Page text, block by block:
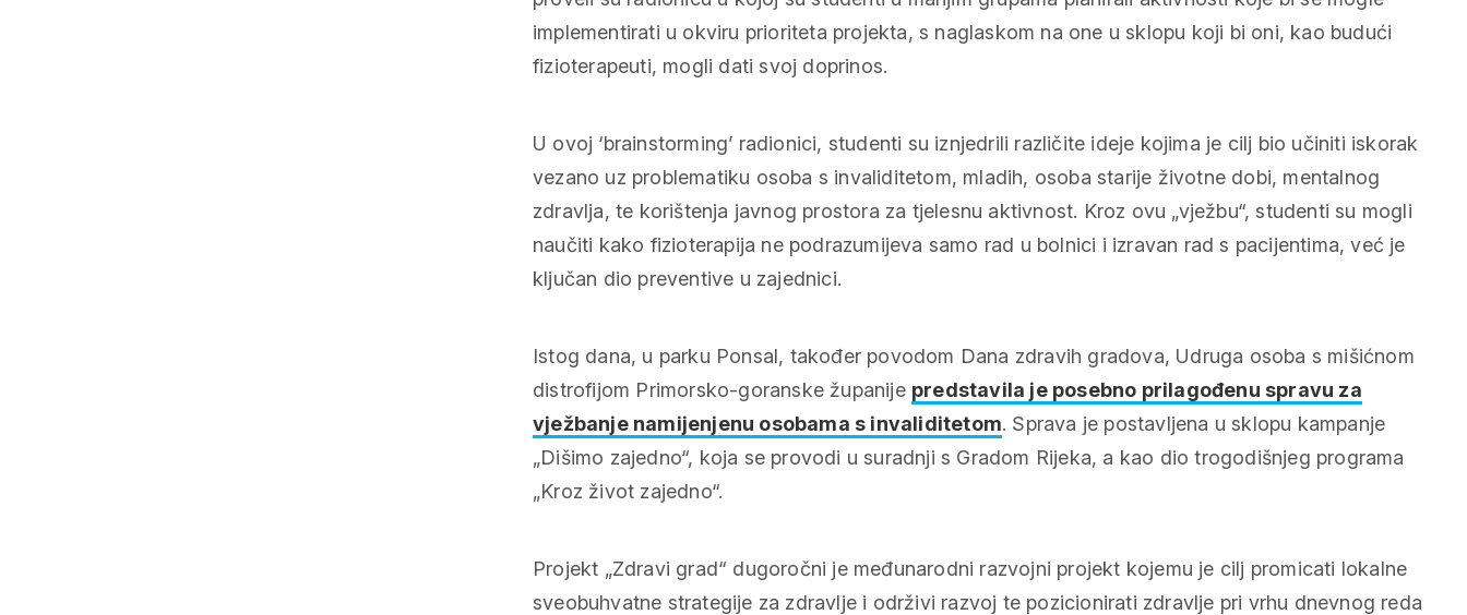
implementirati u okviru prioriteta projekta, s naglaskom na one u sklopu koji bi oni, kao budući
fizioterapeuti, mogli dati svoj doprinos.
U ovoj ‘brainstorming’ radionici, studenti su iznjedrili različite ideje kojima je cilj bio učiniti iskorak
vezano uz problematiku osoba s invaliditetom, mladih, osoba starije životne dobi, mentalnog
zdravlja, te korištenja javnog prostora za tjelesnu aktivnost. Kroz ovu „vježbu“, studenti su mogli
naučiti kako fizioterapija ne podrazumijeva samo rad u bolnici i izravan rad s pacijentima, već je
ključan dio preventive u zajednici.
Istog dana, u parku Ponsal, također povodom Dana zdravih gradova, Udruga osoba s mišićnom
distrofijom Primorsko-goranske županije predstavila je posebno prilagođenu spravu za
vježbanje namijenjenu osobama s invaliditetom. Sprava je postavljena u sklopu kampanje
„Dišimo zajedno“, koja se provodi u suradnji s Gradom Rijeka, a kao dio trogodišnjeg programa
„Kroz život zajedno“.
Projekt „Zdravi grad“ dugoročni je međunarodni razvojni projekt kojemu je cilj promicati lokalne
sveobuhvatne strategije za zdravlje i održivi razvoj te pozicionirati zdravlje pri vrhu dnevnog reda